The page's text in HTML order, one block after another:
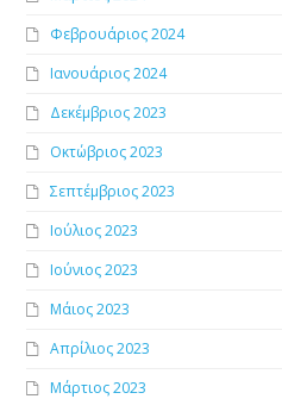
Φεβρουάριος 2024
Ιανουάριος 2024
Δεκέμβριος 2023
Οκτώβριος 2023
Σεπτέμβριος 2023
Ιούλιος 2023
Ιούνιος 2023
Μάιος 2023
Απρίλιος 2023
Μάρτιος 2023